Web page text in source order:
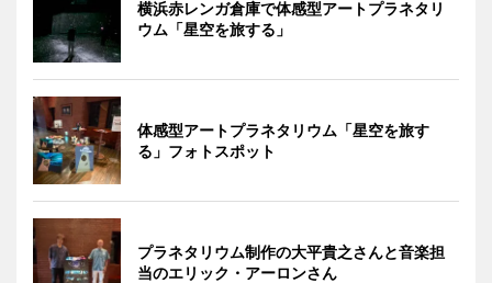
横浜赤レンガ倉庫で体感型アートプラネタリ
ウム「星空を旅する」
体感型アートプラネタリウム「星空を旅す
る」フォトスポット
プラネタリウム制作の大平貴之さんと音楽担
当のエリック・アーロンさん